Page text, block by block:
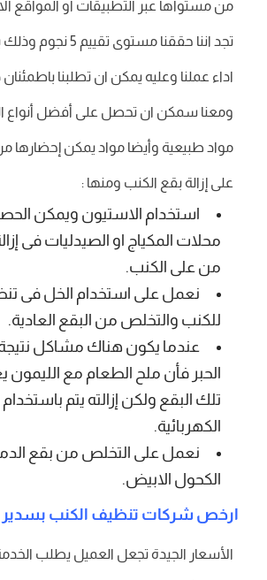
من مستواها عبر التطبيقات او المواقع
تجد اننا حققنا مستوى
اداء عملنا وعليه يمكن ان تطلبنا
ومعنا سمكن ان تحصل على أفضل أنواع
مواد طبيعية وأيضا مواد يمكن
على إزالة بقع الكنب ومنها :
استخدام الاستيون ويمكن
محلات المكياج او الصيدليات فى
من على الكنب.
نعمل على استخدام الخل فى
للكنب والتخلص من البقع العادية.
عندما يكون هناك مشاكل
الحبر فأن ملح الطعام مع الليمون
تلك البقع ولكن إزالته يتم
الكهربائية.
نعمل على التخلص من بقع
الكحول الابيض.
ارخص شركات تنظيف الكنب بسدير
الأسعار الجيدة تجعل العميل يطلب